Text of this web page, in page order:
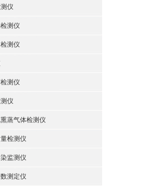
仪
测仪
测仪
测仪
仪
蒸气体检测仪
检测仪
监测仪
测定仪